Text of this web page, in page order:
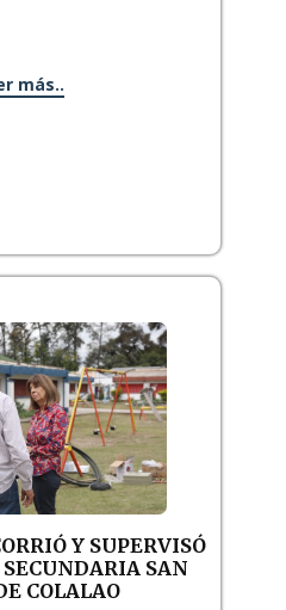
más..
Y SUPERVISÓ
SAN
COLALAO